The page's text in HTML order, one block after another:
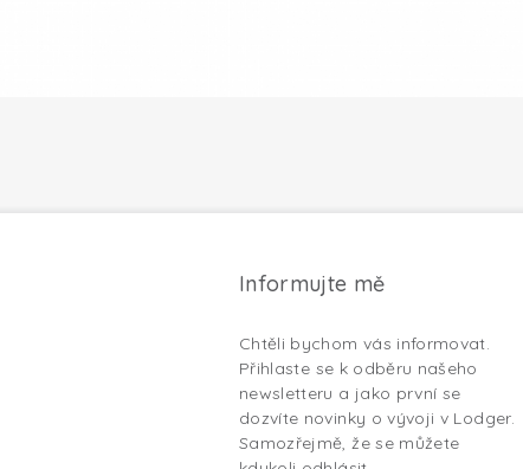
Informujte mě
Chtěli bychom vás informovat.
Přihlaste se k odběru našeho
newsletteru a jako první se
dozvíte novinky o vývoji v Lodger.
Samozřejmě, že se můžete